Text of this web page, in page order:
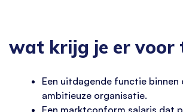
wat krijg je er voor
Een uitdagende functie binnen
ambitieuze organisatie.